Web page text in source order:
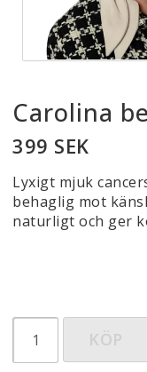
Carolina
399 SEK
Lyxigt mjuk
behaglig mot
naturligt och ger
KÖP